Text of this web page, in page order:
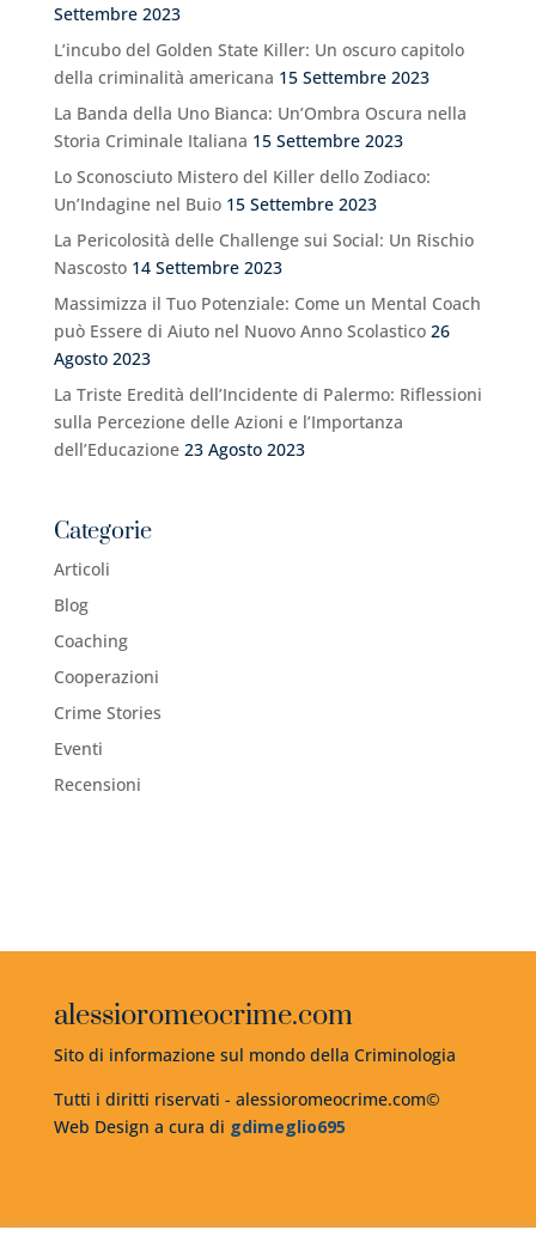
Settembre 2023
L’incubo del Golden State Killer: Un oscuro capitolo
della criminalità americana 15 Settembre 2023
La Banda della Uno Bianca: Un’Ombra Oscura nella
Storia Criminale Italiana 15 Settembre 2023
Lo Sconosciuto Mistero del Killer dello Zodiaco:
Un’Indagine nel Buio 15 Settembre 2023
La Pericolosità delle Challenge sui Social: Un Rischio
Nascosto 14 Settembre 2023
Massimizza il Tuo Potenziale: Come un Mental Coach
può Essere di Aiuto nel Nuovo Anno Scolastico 26
Agosto 2023
La Triste Eredità dell’Incidente di Palermo: Riflessioni
sulla Percezione delle Azioni e l’Importanza
dell’Educazione 23 Agosto 2023
Categorie
Articoli
Blog
Coaching
Cooperazioni
Crime Stories
Eventi
Recensioni
alessioromeocrime.com
Sito di informazione sul mondo della Criminologia
Tutti i diritti riservati - alessioromeocrime.com©
Web Design a cura di gdimeglio695